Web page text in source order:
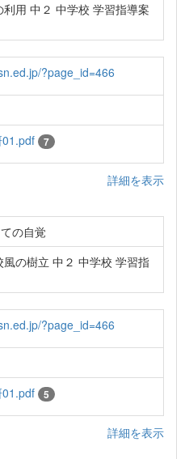
用 中２ 中学校 学習指導案
?page_id=466
7
詳細を表示
の自覚
の樹立 中２ 中学校 学習指
?page_id=466
5
詳細を表示